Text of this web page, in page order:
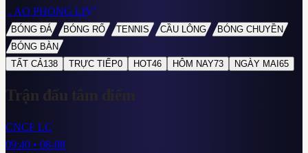
VÀO PHÒNG LIVE
BÓNG ĐÁ BÓNG RỔ TENNIS CẦU LÔNG
BÓNG CHUYỀN
BÓNG BÀN
TẤT CẢ138 TRỰC TIẾP0 HOT46 HÔM NAY73 NGÀY MAI 65
Trận đấu tâm điểm
CNCF LC
09:40 • 08-08